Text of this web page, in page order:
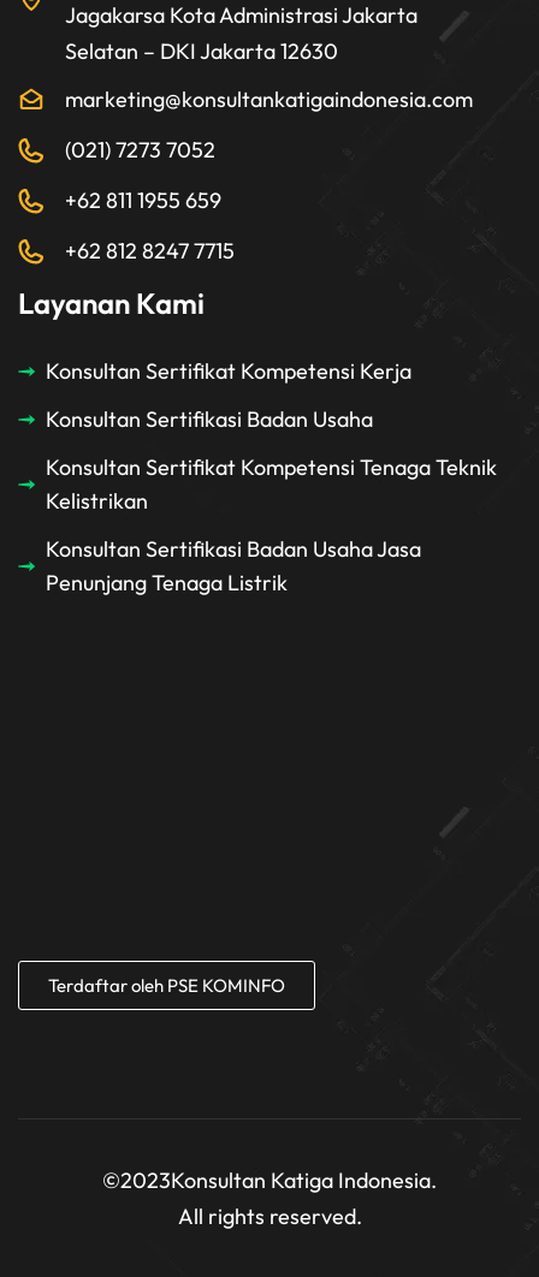
Jagakarsa Kota Administrasi Jakarta
Selatan – DKI Jakarta 12630
marketing@konsultankatigaindonesia.com
(021) 7273 7052
+62 811 1955 659
+62 812 8247 7715
Layanan Kami
Konsultan Sertifikat Kompetensi Kerja
Konsultan Sertifikasi Badan Usaha
Konsultan Sertifikat Kompetensi Tenaga Teknik
Kelistrikan
Konsultan Sertifikasi Badan Usaha Jasa
Penunjang Tenaga Listrik
Terdaftar oleh PSE KOMINFO
©2023Konsultan Katiga Indonesia.
All rights reserved.